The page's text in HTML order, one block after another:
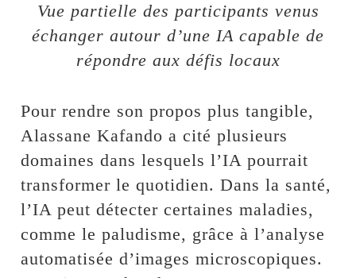
Vue partielle des participants venus
échanger autour d’une IA capable de
répondre aux défis locaux
Pour rendre son propos plus tangible,
Alassane Kafando a cité plusieurs
domaines dans lesquels l’IA pourrait
transformer le quotidien. Dans la santé,
l’IA peut détecter certaines maladies,
comme le paludisme, grâce à l’analyse
automatisée d’images microscopiques.